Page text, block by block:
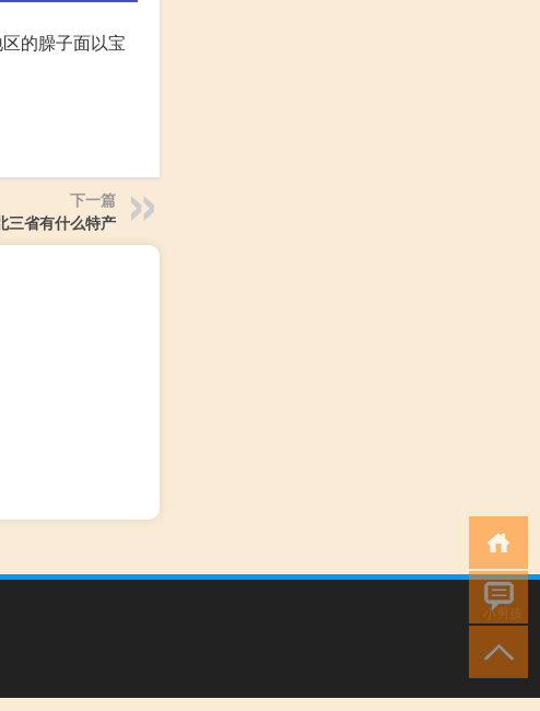
的臊子面以宝
下一篇
三省有什么特产
小男孩